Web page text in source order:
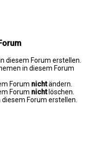
diesem Forum erstellen.
in diesem Forum
Forum nichtändern.
Forum nichtlöschen.
Forum erstellen.